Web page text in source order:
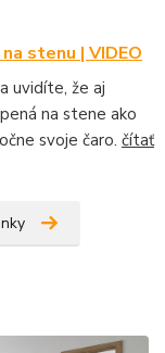
stenu | VIDEO
uvidíte, že aj
na stene ako
svoje čaro. čítať